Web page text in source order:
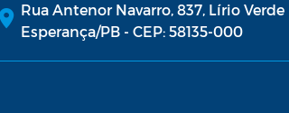
Rua Antenor Navarro, 837, Lírio Verde
Esperança/PB - CEP: 58135-000